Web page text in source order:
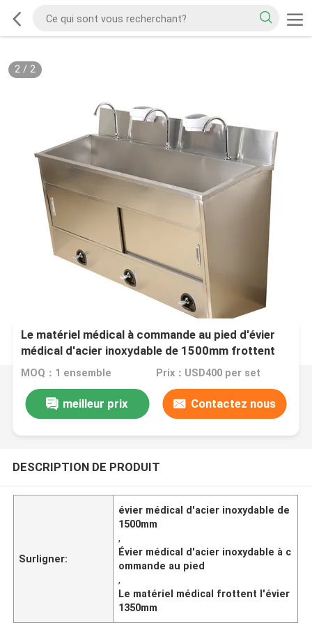
2/ 2
Le matériel médical à commande au pied d'évier
médical d'acier inoxydable de 1500mm frottent
l'évier 1350mm
MOQ：1 ensemble Prix：USD400 per set
meilleur prix Contactez nous
DESCRIPTION DE PRODUIT
Surligner:
évier médical d'acier inoxydable de
1500mm
,
Évier médical d'acier inoxydable à c
ommande au pied
,
Le matériel médical frottent l'évier
1350mm